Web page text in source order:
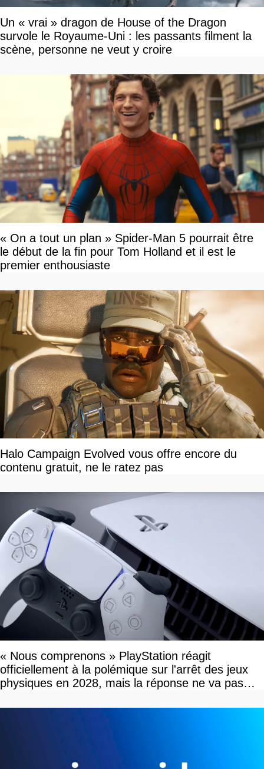
Un « vrai » dragon de House of the Dragon
survole le Royaume-Uni : les passants filment la
scène, personne ne veut y croire
« On a tout un plan » Spider-Man 5 pourrait être
le début de la fin pour Tom Holland et il est le
premier enthousiaste
Halo Campaign Evolved vous offre encore du
contenu gratuit, ne le ratez pas
« Nous comprenons » PlayStation réagit
officiellement à la polémique sur l'arrêt des jeux
physiques en 2028, mais la réponse ne va pas